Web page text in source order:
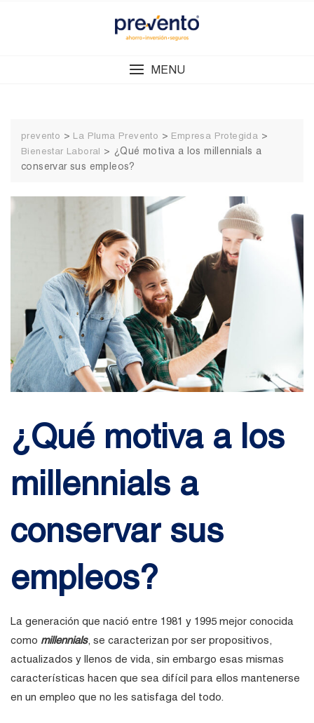
MENU
prevento > La Pluma Prevento > Empresa Protegida >
Bienestar Laboral > ¿Qué motiva a los millennials a
conservar sus empleos?
¿Qué motiva a los
millennials a
conservar sus
empleos?
La generación que nació entre 1981 y 1995 mejor conocida
como millennials, se caracterizan por ser propositivos,
actualizados y llenos de vida, sin embargo esas mismas
características hacen que sea difícil para ellos mantenerse
en un empleo que no les satisfaga del todo.